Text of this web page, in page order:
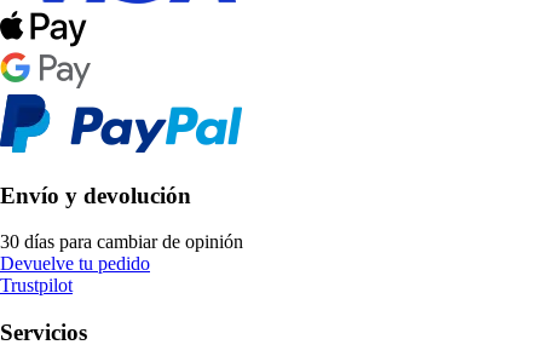
Envío y devolución
30 días para cambiar de opinión
Devuelve tu pedido
Trustpilot
Servicios